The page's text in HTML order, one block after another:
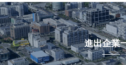
進出企業